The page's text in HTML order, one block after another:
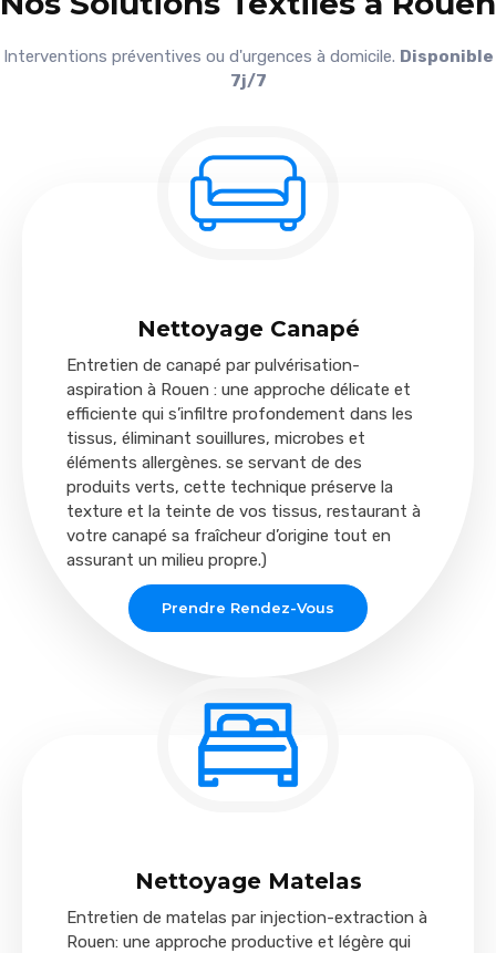
Interventions préventives ou d'urgences à domicile. Disponible
7j/7
Nettoyage Canapé
Entretien de canapé par pulvérisation-
aspiration à Rouen : une approche délicate et
efficiente qui s’infiltre profondement dans les
tissus, éliminant souillures, microbes et
éléments allergènes. se servant de des
produits verts, cette technique préserve la
texture et la teinte de vos tissus, restaurant à
votre canapé sa fraîcheur d’origine tout en
assurant un milieu propre.)
Prendre Rendez-Vous
Nettoyage Matelas
Entretien de matelas par injection-extraction à
Rouen: une approche productive et légère qui